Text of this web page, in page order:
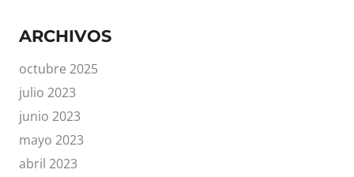
ARCHIVOS
octubre 2025
julio 2023
junio 2023
mayo 2023
abril 2023